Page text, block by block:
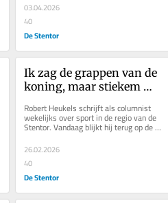
03.04.2026
40
De Stentor
Ik zag de grappen van de
koning, maar stiekem
Erben
Robert Heukels schrijft als columnist
wekelijks over sport in de regio van de
Stentor. Vandaag blijkt hij terug op de
succesvolle Winterspelen voor...
26.02.2026
40
De Stentor